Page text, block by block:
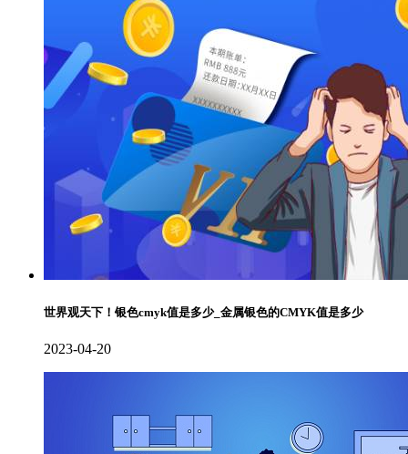
世界观天下！银色cmyk值是多少_金属银色的CMYK值是多少
2023-04-20